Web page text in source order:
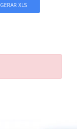
GERAR XLS